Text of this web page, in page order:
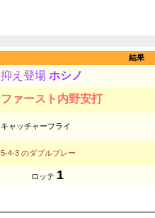
結果
抑え登場 ホシノ
ファースト内野安打
キャッチャーフライ
5-4-3 のダブルプレー
ロッテ 1